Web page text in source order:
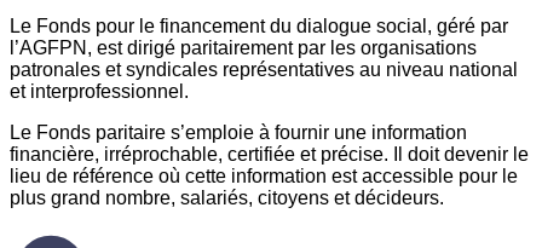
Le Fonds pour le financement du dialogue social, géré par
l’AGFPN, est dirigé paritairement par les organisations
patronales et syndicales représentatives au niveau national
et interprofessionnel.
Le Fonds paritaire s’emploie à fournir une information
financière, irréprochable, certifiée et précise. Il doit devenir le
lieu de référence où cette information est accessible pour le
plus grand nombre, salariés, citoyens et décideurs.